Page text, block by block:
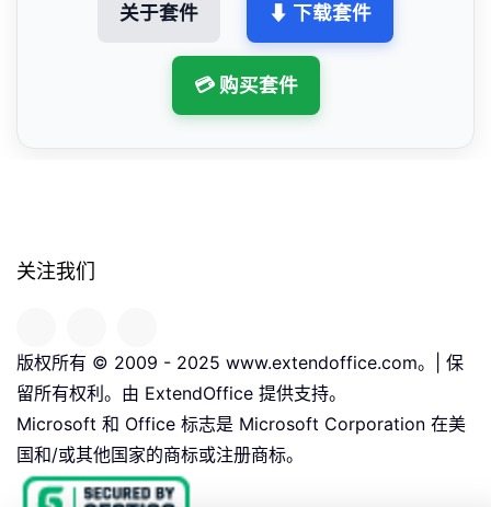
关于套件 ⬇ 下载套件
💳 购买套件
关注我们
版权所有 © 2009 - 2025 www.extendoffice.com。| 保
留所有权利。由 ExtendOffice 提供支持。
Microsoft 和 Office 标志是 Microsoft Corporation 在美
国和/或其他国家的商标或注册商标。